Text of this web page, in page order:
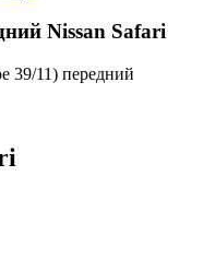
Nissan Safari
39/11) передний